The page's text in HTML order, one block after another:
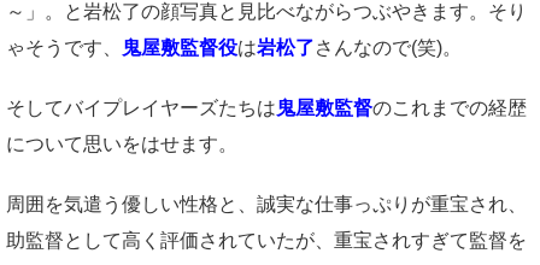
～」。と岩松了の顔写真と見比べながらつぶやきます。そり
ゃそうです、
鬼屋敷監督役は岩松了さんなので(笑)。
そしてバイプレイヤーズたちは鬼屋敷監督のこれまでの経歴
について思いをはせます。
周囲を気遣う優しい性格と、誠実な仕事っぷりが重宝され、
助監督として高く評価されていたが、重宝されすぎて監督を